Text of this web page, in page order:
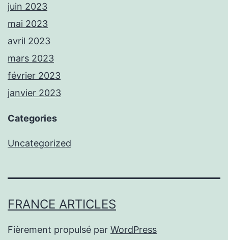
juin 2023
mai 2023
avril 2023
mars 2023
février 2023
janvier 2023
Categories
Uncategorized
FRANCE ARTICLES
Fièrement propulsé par WordPress